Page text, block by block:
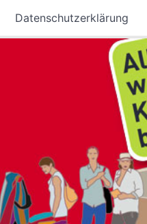
Datenschutzerklärung